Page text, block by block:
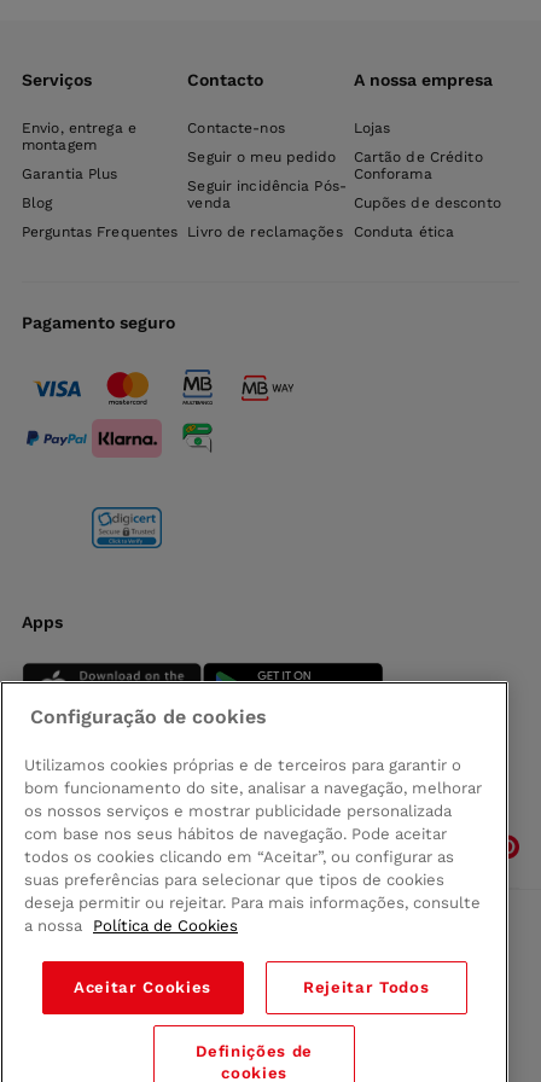
Serviços
Envio, entrega e
montagem
Garantia Plus
Blog
Perguntas Frequentes
Contacto
Contacte-nos
Seguir o meu pedido
Seguir incidência Pós-
venda
Livro de reclamações
A nossa empresa
Lojas
Cartão de Crédito
Conforama
Cupões de desconto
Conduta ética
Pagamento seguro
Apps
Siga-nos
Comprar na Madeira
Política de privacidad
Termos e Condições
Configuração de cookies
Utilizamos cookies próprias e de terceiros para garantir o
bom funcionamento do site, analisar a navegação, melhorar
os nossos serviços e mostrar publicidade personalizada
com base nos seus hábitos de navegação. Pode aceitar
todos os cookies clicando em “Aceitar”, ou configurar as
suas preferências para selecionar que tipos de cookies
deseja permitir ou rejeitar. Para mais informações, consulte
a nossa
Política de Cookies
Aceitar Cookies Rejeitar Todos
Definições de
cookies